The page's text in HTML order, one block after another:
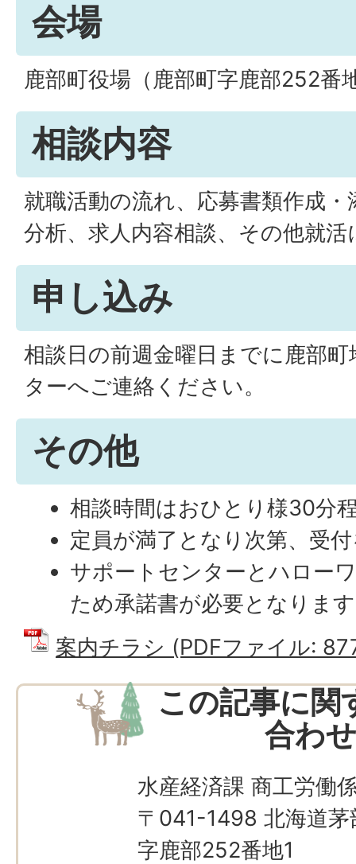
会場
鹿部町役場（鹿部町字鹿部252番
相談内容
就職活動の流れ、応募書類作成
分析、求人内容相談、その他就
申し込み
相談日の前週金曜日までに鹿部
ターへご連絡ください。
その他
相談時間はおひとり様30分
定員が満了となり次第、受
サポートセンターとハロー
ため承諾書が必要となりま
案内チラシ (PDFファイル:
この記事に関
合わ
水産経済課 商工労働
〒041-1498 北海道茅
字鹿部252番地1